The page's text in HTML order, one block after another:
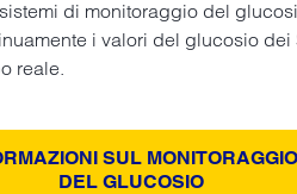
di monitoraggio del
i valori del glucosio
reale.
SUL
DEL GLUCOSIO